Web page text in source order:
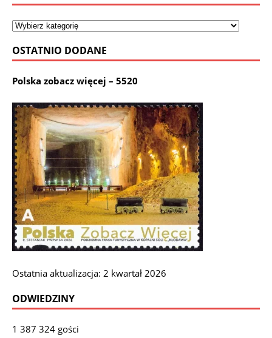
OSTATNIO DODANE
Polska zobacz więcej – 5520
Ostatnia aktualizacja: 2 kwartał 2026
ODWIEDZINY
1 387 324 gości